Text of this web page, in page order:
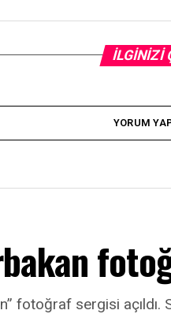
İLGİNİZİ
YORUM
fotoğraf sergisi